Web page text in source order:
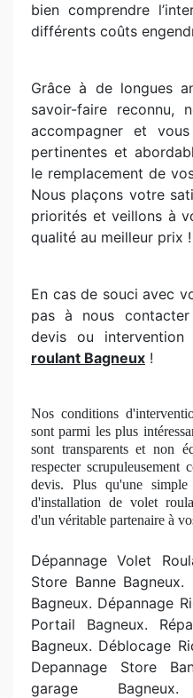
bien comprendre
différents coûts
Grâce à de longues
savoir-faire reconnu,
accompagner et
pertinentes et
le remplacement de
Nous plaçons votre
priorités et veillons à
qualité au meilleur prix !
En cas de souci avec
pas à nous
devis ou intervention
roulant Bagneux !
Nos conditions
sont parmi les plus
sont transparents et non
respecter scrupuleusement
devis. Plus qu'une simple
d'installation de volet
d'un véritable partenaire à
Dépannage Volet
Store Banne
Bagneux. Dépannage
Portail Bagneux. R
Bagneux. Déblocage
Depannage Store
garage